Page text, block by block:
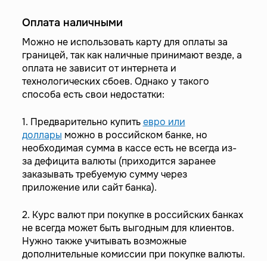
Оплата наличными
Можно не использовать карту для оплаты за
границей, так как наличные принимают везде, а
оплата не зависит от интернета и
технологических сбоев. Однако у такого
способа есть свои недостатки:
1. Предварительно купитьевро или
доллары можно в российском банке, но
необходимая сумма в кассе есть не всегда из-
за дефицита валюты (приходится заранее
заказывать требуемую сумму через
приложение или сайт банка).
2. Курс валют при покупке в российских банках
не всегда может быть выгодным для клиентов.
Нужно также учитывать возможные
дополнительные комиссии при покупке валюты.